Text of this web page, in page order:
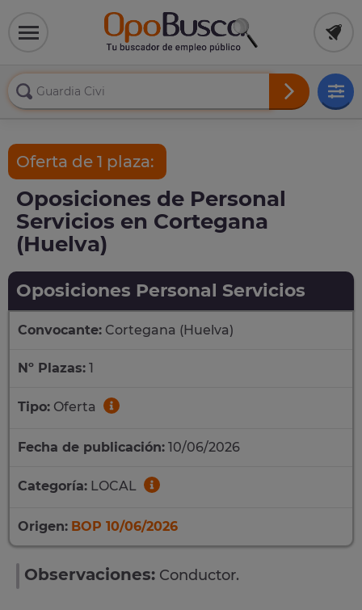
Oferta de 1 plaza:
Oposiciones de Personal
Servicios en Cortegana
(Huelva)
Oposiciones Personal Servicios
Convocante: Cortegana (Huelva)
Nº Plazas: 1
Tipo: Oferta
Fecha de publicación: 10/06/2026
Categoría: LOCAL
Origen: BOP 10/06/2026
Observaciones: Conductor.